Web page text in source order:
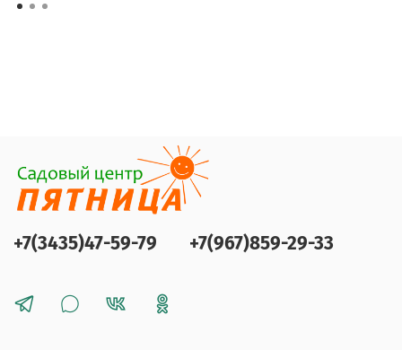
+7(3435)47-59-79 +7(967)859-29-33